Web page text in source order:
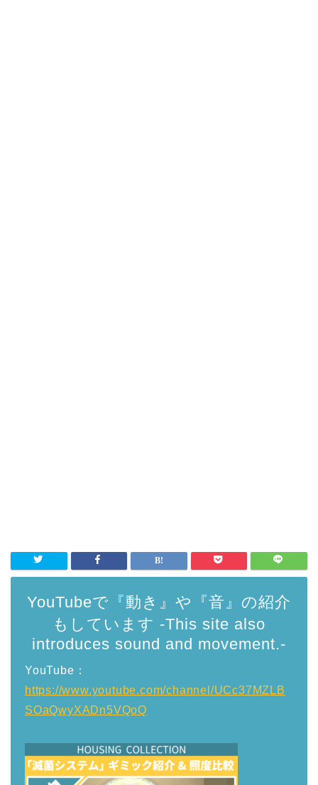
YouTubeで『動き』や『音』の紹介
もしています -This site also
introduces sound and movement.-
YouTube：
https://www.youtube.com/channel/UCc37MZLB
SOaQwyXADn5VQoQ